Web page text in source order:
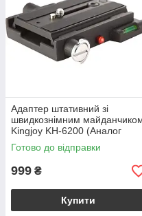
Фотогора, наші фахівці
та підібрати саме ту
під більшість
Адаптер штативний зі
швидкознімним
Kingjoy KH-6200 (Аналог
Manfrotto 357)
Готово до відправки
999 ₴
Купити